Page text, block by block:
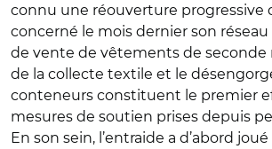
connu une réouverture progressive
concerné le mois dernier son
de vente de vêtements de seconde
de la collecte textile et le
conteneurs constituent le premier
mesures de soutien prises depuis
En son sein, l’entraide a d’abord